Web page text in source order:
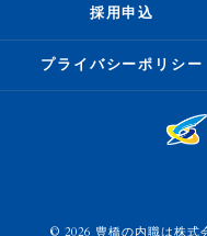
採用申込
プライバシーポリシー
© 2026 豊橋の内職は株式